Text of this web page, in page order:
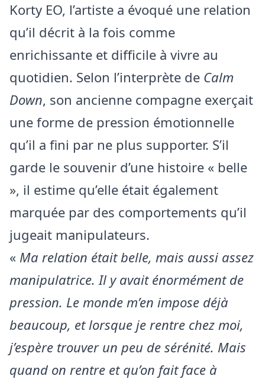
Korty EO, l’artiste a évoqué une relation
qu’il décrit à la fois comme
enrichissante et difficile à vivre au
quotidien. Selon l’interprète de Calm
Down, son ancienne compagne exerçait
une forme de pression émotionnelle
qu’il a fini par ne plus supporter. S’il
garde le souvenir d’une histoire « belle
», il estime qu’elle était également
marquée par des comportements qu’il
jugeait manipulateurs.
« Ma relation était belle, mais aussi assez
manipulatrice. Il y avait énormément de
pression. Le monde m’en impose déjà
beaucoup, et lorsque je rentre chez moi,
j’espère trouver un peu de sérénité. Mais
quand on rentre et qu’on fait face à